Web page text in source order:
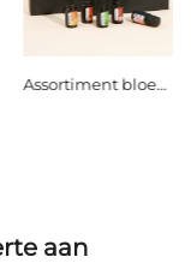
30 ml natuurlijke plantaromatherapie-etherische olie voor diffusers en auto's
aan